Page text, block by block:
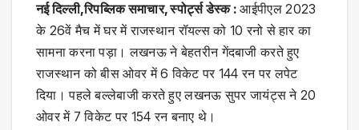
नई दिल्ली,रिपब्लिक समाचार, स्पोर्ट्स डेस्क :आईपीएल 2023
के 26वें मैच में घर में राजस्थान रॉयल्स को 10 रनो से हार का
सामना करना पड़ा। लखनऊ ने बेहतरीन गेंदबाजी करते हुए
राजस्थान को बीस ओवर में 6 विकेट पर 144 रन पर लपेट
दिया। पहले बल्लेबाजी करते हुए लखनऊ सुपर जायंट्स ने 20
ओवर में 7 विकेट पर 154 रन बनाए थे।